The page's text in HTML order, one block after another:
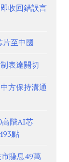
收回錯誤言
片至中國
表達關切
方保持溝通
高階AI芯
點
賺息49萬